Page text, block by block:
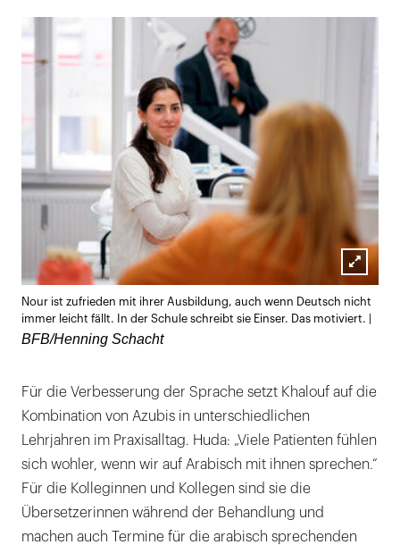
öffnen
Nour ist zufrieden mit ihrer Ausbildung, auch wenn Deutsch nicht
immer leicht fällt. In der Schule schreibt sie Einser. Das motiviert. |
BFB/Henning Schacht
Für die Verbesserung der Sprache setzt Khalouf auf die
Kombination von Azubis in unterschiedlichen
Lehrjahren im Praxisalltag. Huda: „Viele Patienten fühlen
sich wohler, wenn wir auf Arabisch mit ihnen sprechen.“
Für die Kolleginnen und Kollegen sind sie die
Übersetzerinnen während der Behandlung und
machen auch Termine für die arabisch sprechenden